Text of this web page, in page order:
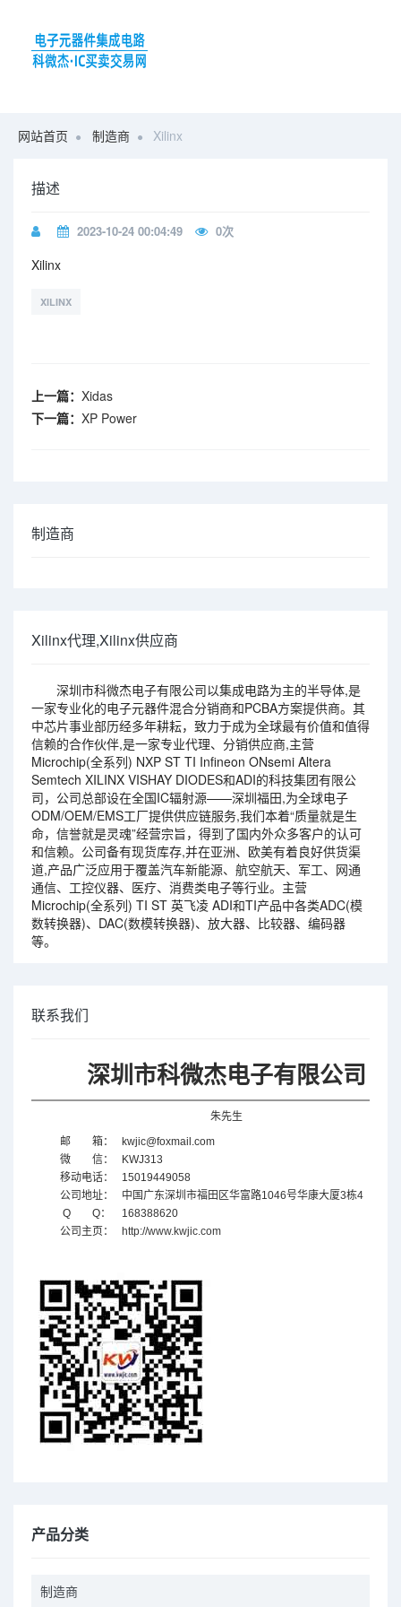
网站首页 制造商 Xilinx
描述
2023-10-24 00:04:49 0次
Xilinx
XILINX
上一篇： Xidas
下一篇： XP Power
制造商
Xilinx代理,Xilinx供应商
深圳市科微杰电子有限公司以集成电路为主的半导体,是
一家专业化的电子元器件混合分销商和PCBA方案提供商。其
中芯片事业部历经多年耕耘，致力于成为全球最有价值和值得
信赖的合作伙伴,是一家专业代理、分销供应商,主营
Microchip(全系列) NXP ST TI Infineon ONsemi Altera
Semtech XILINX VISHAY DIODES和ADI的科技集团有限公
司，公司总部设在全国IC辐射源——深圳福田,为全球电子
ODM/OEM/EMS工厂提供供应链服务,我们本着“质量就是生
命，信誉就是灵魂”经营宗旨，得到了国内外众多客户的认可
和信赖。公司备有现货库存,并在亚洲、欧美有着良好供货渠
道,产品广泛应用于覆盖汽车新能源、航空航天、军工、网通
通信、工控仪器、医疗、消费类电子等行业。主营
Microchip(全系列) TI ST 英飞凌 ADI和TI产品中各类ADC(模
数转换器)、DAC(数模转换器)、放大器、比较器、编码器
等。
联系我们
深圳市科微杰电子有限公司
朱先生
邮 箱：
kwjic@foxmail.com
微 信：
KWJ313
移动电话：
15019449058
公司地址：
中国广东深圳市福田区华富路1046号华康大厦3栋4
Q Q：
168388620
公司主页：
http://www.kwjic.com
产品分类
制造商